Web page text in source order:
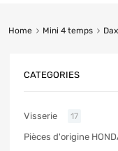
Home Mini 4 temps
CATEGORIES
Visserie 17
Pièces d'origine